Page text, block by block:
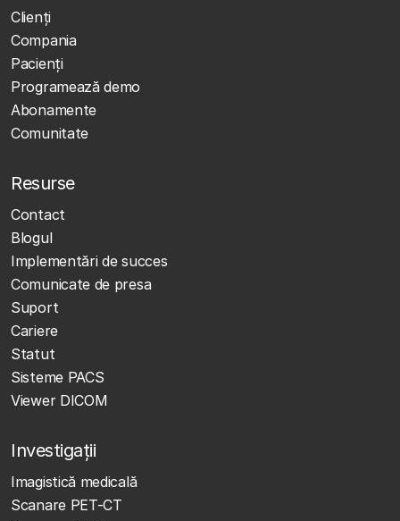
Clienţi
Compania
Pacienți
Programează demo
Abonamente
Comunitate
Resurse
Contact
Blogul
Implementări de succes
Comunicate de presa
Suport
Cariere
Statut
Sisteme PACS
Viewer DICOM
Investigații
Imagistică medicală
Scanare PET-CT